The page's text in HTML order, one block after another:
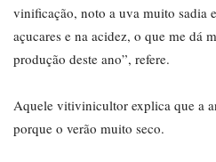
vinificação, noto a uva muito sadia
açucares e na acidez, o que me dá
produção deste ano”, refere.
Aquele vitivinicultor explica que a
porque o verão muito seco.